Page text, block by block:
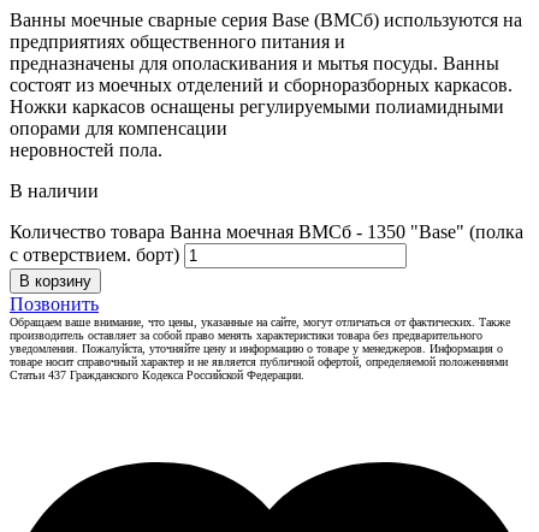
Ванны моечные сварные серия Base (ВМСб) используются на
предприятиях общественного питания и
предназначены для ополаскивания и мытья посуды. Ванны
состоят из моечных отделений и сборноразборных каркасов.
Ножки каркасов оснащены регулируемыми полиамидными
опорами для компенсации
неровностей пола.
В наличии
Количество товара Ванна моечная ВМСб - 1350 "Base" (полка
с отверствием. борт)
В корзину
Позвонить
Обращаем ваше внимание, что цены, указанные на сайте, могут отличаться от фактических. Также
производитель оставляет за собой право менять характеристики товара без предварительного
уведомления. Пожалуйста, уточняйте цену и информацию о товаре у менеджеров. Информация о
товаре носит справочный характер и не является публичной офертой, определяемой положениями
Статьи 437 Гражданского Кодекса Российской Федерации.